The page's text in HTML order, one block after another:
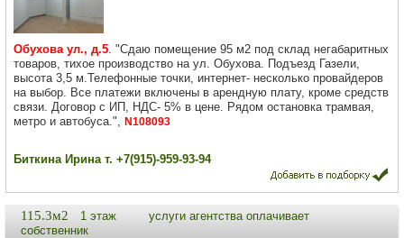
Обухова ул., д.5. "Сдаю помещение 95 м2 под склад негабаритных
товаров, тихое производство на ул. Обухова. Подъезд Газели,
высота 3,5 м.Телефонные точки, интернет- несколько провайдеров
на выбор. Все платежи включены в арендную плату, кроме средств
связи. Договор с ИП, НДС- 5% в цене. Рядом остановка трамвая,
метро и автобуса.", N108093
Биткина Ирина т. +7(915)-959-93-94
115.3м2 1 этаж
услуги агентства оплачивает
собственник